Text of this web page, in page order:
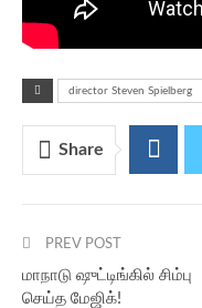
director Steven Spielberg
Share
PREV POST
மாநாடு ஷுட்டிங்கில் சிம்பு
செய்த மேஜிக்!